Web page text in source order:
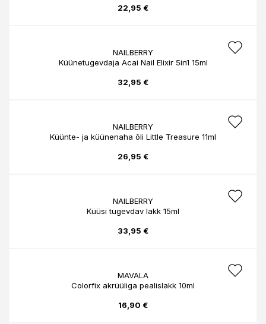
22,95 €
NAILBERRY
Küünetugevdaja Acai Nail Elixir 5in1 15ml
32,95 €
NAILBERRY
Küünte- ja küünenaha õli Little Treasure 11ml
26,95 €
NAILBERRY
Küüsi tugevdav lakk 15ml
33,95 €
MAVALA
Colorfix akrüüliga pealislakk 10ml
16,90 €